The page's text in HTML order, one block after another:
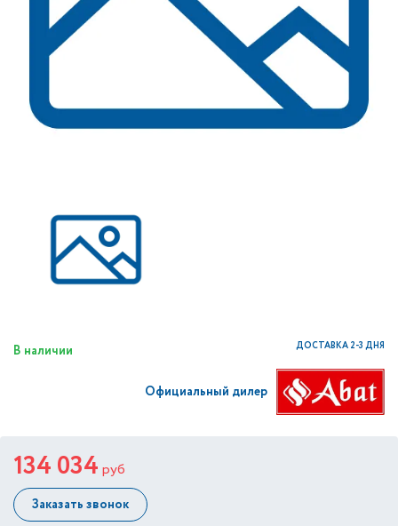
В наличии ДОСТАВКА 2-3 ДНЯ
Официальный дилер
134 034 руб
Заказать звонок